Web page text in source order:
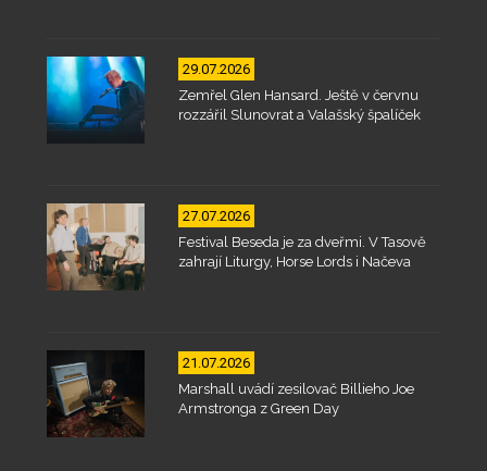
29.07.2026
Zemřel Glen Hansard. Ještě v červnu
rozzářil Slunovrat a Valašský špalíček
27.07.2026
Festival Beseda je za dveřmi. V Tasově
zahrají Liturgy, Horse Lords i Načeva
21.07.2026
Marshall uvádí zesilovač Billieho Joe
Armstronga z Green Day